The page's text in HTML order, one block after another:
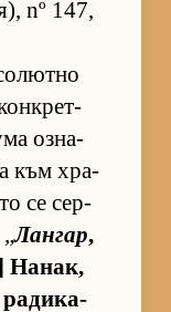
nº 147,
оз­на­
към хра­
се сер­
Лангар,
На­нак,
ра­ди­ка­